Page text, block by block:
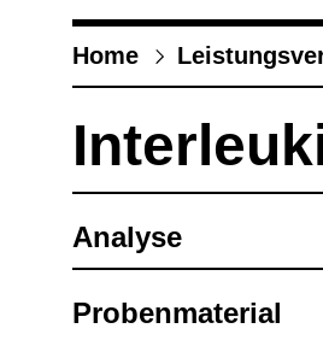
Home
Ana­lyse
Pro­ben­ma­te­rial